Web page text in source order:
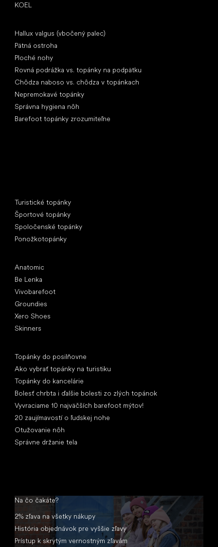
KOEL
Hallux valgus (vbočený palec)
Pätná ostroha
Ploché nohy
Rovná podrážka vs. topánky na podpätku
Chôdza naboso vs. chôdza v topánkach
Nepremokavé topánky
Správna hygiena nôh
Barefoot topánky zrozumiteľne
Turistické topánky
Športové topánky
Spoločenské topánky
Ponožkotopánky
Anatomic
Be Lenka
Vivobarefoot
Groundies
Xero Shoes
Skinners
Topánky do posilňovne
Ako vybrať topánky na turistiku
Topánky do kancelárie
Bolesť chrbta i ďalšie bolesti zo zlých topánok
Vyvraciame 10 najväčších barefoot mýtov!
20 zaujímavostí o ľudskej nohe
Otužovanie nôh
Správne držanie tela
Na čo čakáte?
2% zľava na všetky nákupy
História objednávok pre vyššie zľavy
Prístup k skrytým vernostným zľavám